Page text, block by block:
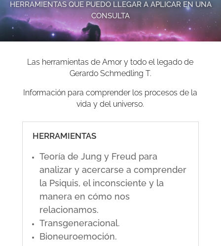
HERRAMIENTAS QUE PUEDO LLEGAR A APLICAR EN UNA
CONSULTA
Las herramientas de Amor y todo el legado de
Gerardo Schmedling T.
Información para comprender los procesos de la
vida y del universo.
HERRAMIENTAS
Teoría de Jung y Freud para
analizar y acercarse a comprender
la Psiquis, el inconsciente y la
manera en cómo nos
relacionamos.
Transgeneracional.
Bioneuroemoción.